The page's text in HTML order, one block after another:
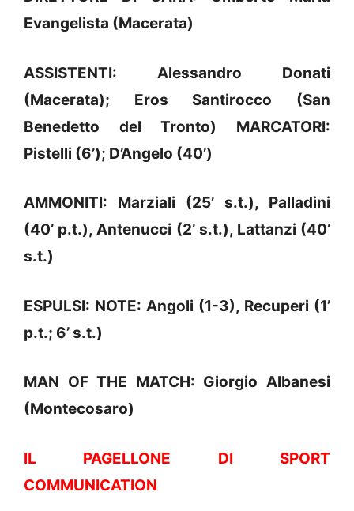
Evangelista (Macerata)
ASSISTENTI: Alessandro Donati
(Macerata); Eros Santirocco (San
Benedetto del Tronto) MARCATORI:
Pistelli (6’); D’Angelo (40’)
AMMONITI: Marziali (25’ s.t.), Palladini
(40’ p.t.), Antenucci (2’ s.t.), Lattanzi (40’
s.t.)
ESPULSI: NOTE: Angoli (1-3), Recuperi (1’
p.t.; 6’ s.t.)
MAN OF THE MATCH: Giorgio Albanesi
(Montecosaro)
IL PAGELLONE DI SPORT
COMMUNICATION